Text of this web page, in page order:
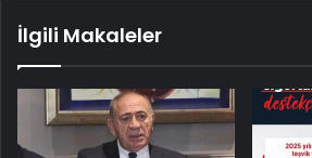
İlgili Makaleler